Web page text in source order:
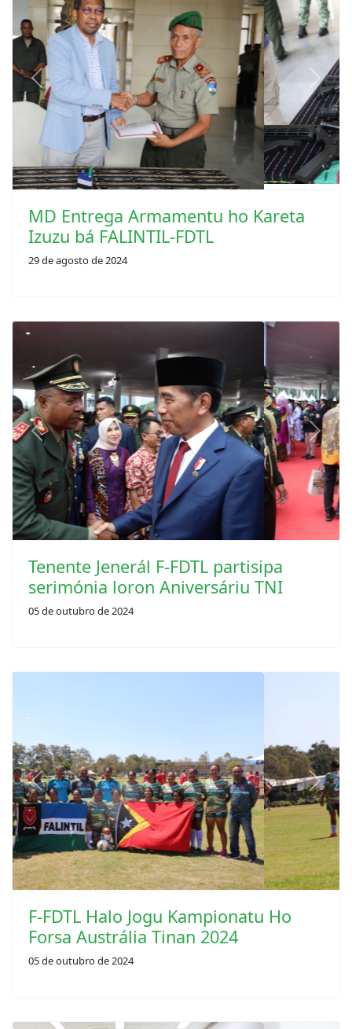
Previous Next
MD Entrega Armamentu ho Kareta
Izuzu bá FALINTIL-FDTL
29 de agosto de 2024
Previous Next
Tenente Jenerál F-FDTL partisipa
serimónia loron Aniversáriu TNI
05 de outubro de 2024
Previous Next
F-FDTL Halo Jogu Kampionatu Ho
Forsa Austrália Tinan 2024
05 de outubro de 2024